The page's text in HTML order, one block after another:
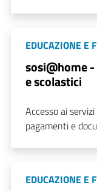
EDUCAZIONE E
sosi@home
e scolastici
Accesso ai
pagamenti e
EDUCAZIONE E